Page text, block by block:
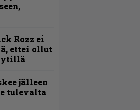
Rozz ei
ettei ollut
jälleen
tulevalta